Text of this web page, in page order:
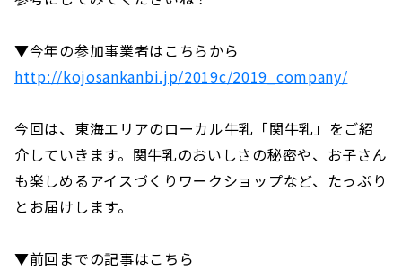
▼今年の参加事業者はこちらから
http://kojosankanbi.jp/2019c/2019_company/
今回は、東海エリアのローカル牛乳「関牛乳」をご紹
介していきます。関牛乳のおいしさの秘密や、お子さん
も楽しめるアイスづくりワークショップなど、たっぷり
とお届けします。
▼前回までの記事はこちら